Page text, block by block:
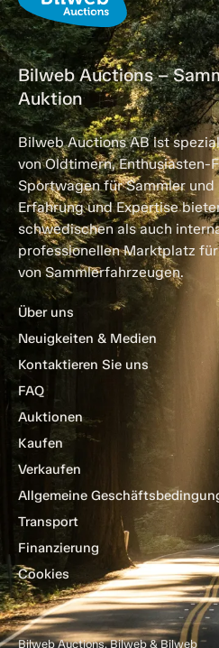
Bilweb Auctions –
Auktion
Bilweb Auctions AB ist
von Oldtimern, Enthusiasten-
Sportwagen für Sammler
Erfahrung und Expertise
schwedischen als auch
professionellen Marktplatz
von Sammlerfahrzeugen.
Über uns
Neuigkeiten & Medien
Kontaktieren Sie uns
FAQ
Auktionen
Kaufen
Verkaufen
Allgemeine
Transport
Finanzierung
Cookies
Bilweb Auctions, Bilweb & Bilweb